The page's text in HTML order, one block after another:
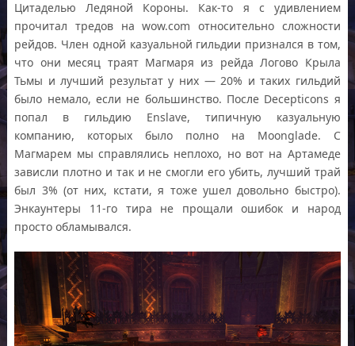
Цитаделью Ледяной Короны. Как-то я с удивлением
прочитал тредов на wow.com относительно сложности
рейдов. Член одной казуальной гильдии признался в том,
что они месяц траят Магмаря из рейда Логово Крыла
Тьмы и лучший результат у них — 20% и таких гильдий
было немало, если не большинство. После Decepticons я
попал в гильдию Enslave, типичную казуальную
компанию, которых было полно на Moonglade. С
Магмарем мы справлялись неплохо, но вот на Артамеде
зависли плотно и так и не смогли его убить, лучший трай
был 3% (от них, кстати, я тоже ушел довольно быстро).
Энкаунтеры 11-го тира не прощали ошибок и народ
просто обламывался.